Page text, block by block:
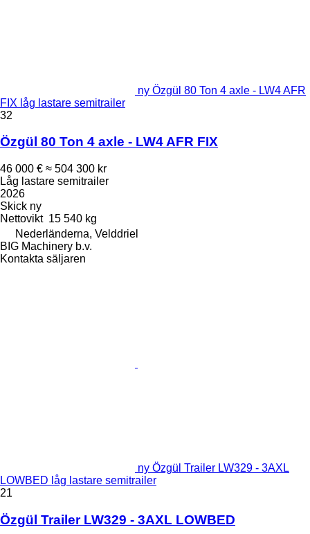
ny Özgül 80 Ton 4 axle - LW4 AFR
FIX låg lastare semitrailer
32
Özgül 80 Ton 4 axle - LW4 AFR FIX
46 000 € ≈ 504 300 kr
Låg lastare semitrailer
2026
Skick ny
Nettovikt 15 540 kg
Nederländerna, Velddriel
BIG Machinery b.v.
Kontakta säljaren
ny Özgül Trailer LW329 - 3AXL
LOWBED låg lastare semitrailer
21
Özgül Trailer LW329 - 3AXL LOWBED